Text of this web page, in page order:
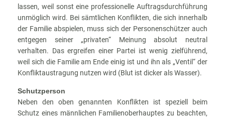
lassen, weil sonst eine professionelle Auftragsdurchführung
unmöglich wird. Bei sämtlichen Konflikten, die sich innerhalb
der Familie abspielen, muss sich der Personenschützer auch
entgegen seiner „privaten“ Meinung absolut neutral
verhalten. Das ergreifen einer Partei ist wenig zielführend,
weil sich die Familie am Ende einig ist und ihn als „Ventil“ der
Konfliktaustragung nutzen wird (Blut ist dicker als Wasser).
Schutzperson
Neben den oben genannten Konflikten ist speziell beim
Schutz eines männlichen Familienoberhauptes zu beachten,